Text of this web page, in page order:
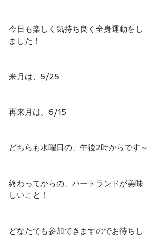
今日も楽しく気持ち良く全身運動をし
ました！
来月は、5/25
再来月は、6/15
どちらも水曜日の、午後2時からです～
終わってからの、ハートランドが美味
しいこと！
どなたでも参加できますのでお待ちし